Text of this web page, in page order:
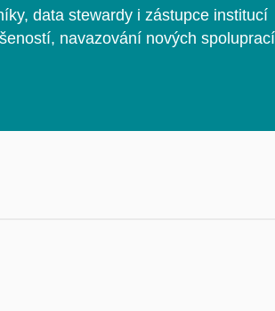
data stewardy i zástupce institucí
navazování nových spoluprací